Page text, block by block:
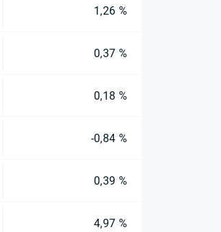
1,26 %
0,37 %
0,18 %
-0,84 %
0,39 %
4,97 %